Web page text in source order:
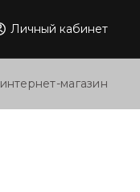
Личный кабинет
интернет-магазин